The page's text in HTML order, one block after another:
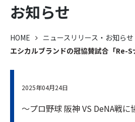
お知らせ
HOME
ニュースリリース・お知らせ
エシカルブランドの冠協賛試合「Re-
2025年04月24日
～プロ野球 阪神 VS DeNA戦に